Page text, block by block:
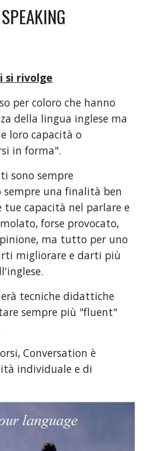
si rivolge
per coloro che hanno
della lingua inglese ma
loro capacità o
in forma".
sono sempre
una finalità ben
tue capacità nel parlare e
forse provocato,
ma tutto per uno
migliorare e darti più
tecniche didattiche
sempre più "fluent"
Conversation è
individuale e di